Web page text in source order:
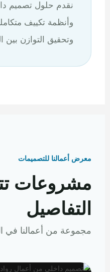
نقدم حلول تصميم
وأنظمة تكييف
وتحقيق التوازن بين
معرض أعمالنا للتصميمات
مشروعات
التفاصيل
مجموعة من أعمالنا في